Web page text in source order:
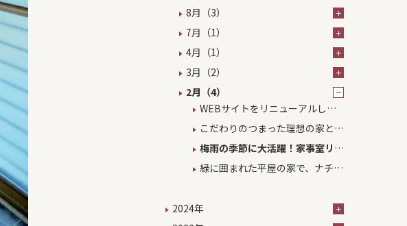
8月（3）
7月（1）
4月（1）
3月（2）
2月（4）
WEBサイトをリニューアルしま
した。
こだわりのつまった理想の家と土
地で二人と二匹の「楽しい暮ら
し」を実現
梅雨の季節に大活躍！家事室リフ
ォーム
緑に囲まれた平屋の家で、ナチュ
2024年